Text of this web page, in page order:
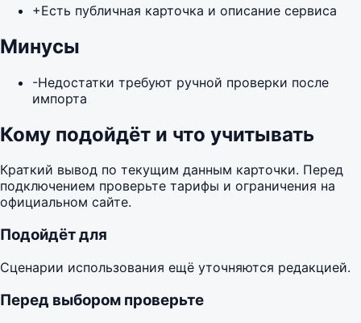
+Есть публичная карточка и описание сервиса
Минусы
-Недостатки требуют ручной проверки после
импорта
Кому подойдёт и что учитывать
Краткий вывод по текущим данным карточки. Перед
подключением проверьте тарифы и ограничения на
официальном сайте.
Подойдёт для
Сценарии использования ещё уточняются редакцией.
Перед выбором проверьте